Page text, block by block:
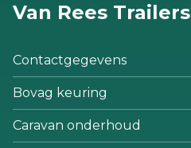
Van Rees Trailers
Contactgegevens
Bovag keuring
Caravan onderhoud